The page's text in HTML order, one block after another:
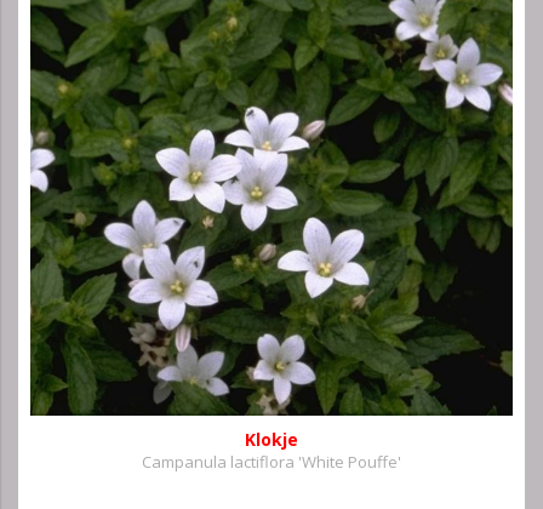
Klokje
Campanula lactiflora 'White Pouffe'